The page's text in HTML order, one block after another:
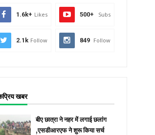
1.6k+ Likes 500+ Subs
2.1k Follow 849 Follow
खबर
बीए छात्रा ने नहर में लगाई छलांग
,एसडीआरएफ ने शुरू किया सर्च